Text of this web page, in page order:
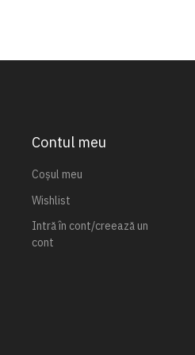
Contul meu
Coșul meu
Wishlist
Intră în cont/creează un
cont